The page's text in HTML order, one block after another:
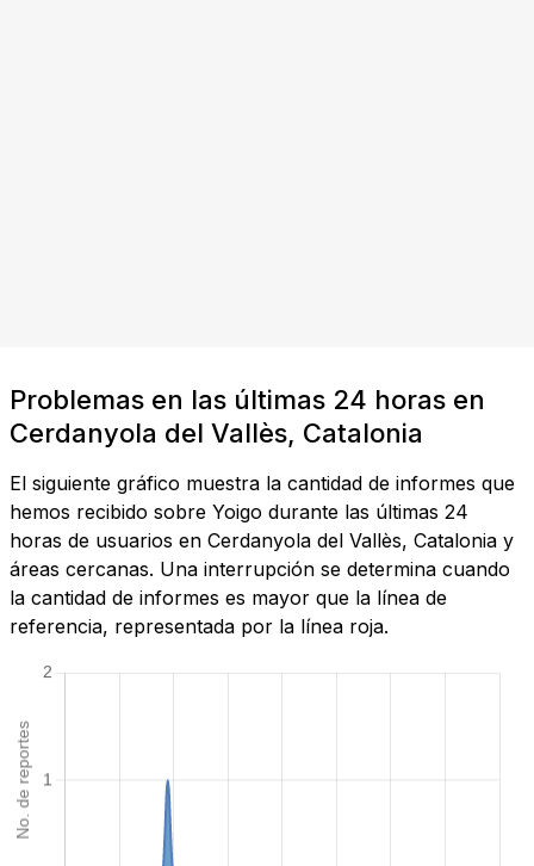
Problemas en las últimas 24 horas en
Cerdanyola del Vallès, Catalonia
El siguiente gráfico muestra la cantidad de informes que
hemos recibido sobre Yoigo durante las últimas 24
horas de usuarios en Cerdanyola del Vallès, Catalonia y
áreas cercanas. Una interrupción se determina cuando
la cantidad de informes es mayor que la línea de
referencia, representada por la línea roja.